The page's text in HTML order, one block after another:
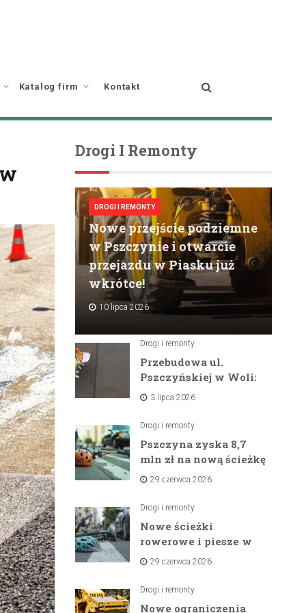
Katalog firm Kontakt
Drogi I Remonty
DROGI I REMONTY
Nowe przejście podziemne
w Pszczynie i otwarcie
przejazdu w Piasku już
wkrótce!
10 lipca 2026
Drogi i remonty
Przebudowa ul.
Pszczyńskiej w Woli:
Wielka inwestycja
horyzoncie
3 lipca 2026
Drogi i remonty
Pszczyna zyska 8,7
mln zł na nową ścieżkę
rowerową między
29 czerwca 2026
Drogi i remonty
Nowe ścieżki
rowerowe i piesze w
gminach Suszec i
unijnemu wsparciu
29 czerwca 2026
Drogi i remonty
Nowe ograniczenia